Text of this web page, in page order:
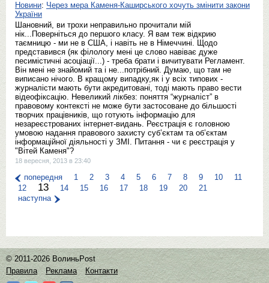
Новини: Через мера Каменя-Каширського хочуть змінити закони
України
Шановний, ви трохи неправильно прочитали мій
нік...Поверніться до першого класу. Я вам теж відкрию
таємницю - ми не в США, і навіть не в Німеччині. Щодо
представився (як філологу мені це слово навіває дуже
песимістичні асоціації...) - треба брати і вичитувати Регламент.
Він мені не знайомий та і не...потрібний. Думаю, що там не
виписано нічого. В кращому випадку,як і у всіх типових -
журналісти мають бути акредитовані, тоді мають право вести
відеофіксацію. Невеликий лікбез: поняття “журналіст” в
правовому контексті не може бути застосоване до більшості
творчих працівників, що готують інформацію для
незареєстрованих інтернет-видань. Реєстрація є головною
умовою надання правового захисту суб’єктам та об’єктам
інформаційної діяльності у ЗМІ. Питання - чи є реєстрація у
"Вітей Каменя"?
18 вересня, 2013 в 23:40
попередня 1 2 3 4 5 6 7 8 9 10
11
12
13 14 15 16 17 18 19 20
21
наступна
© 2011-2026 ВолиньPost
Правила
Реклама Контакти